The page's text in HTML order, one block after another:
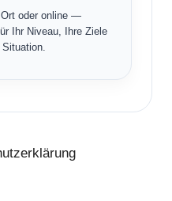
oder online —
Ihr Niveau, Ihre Ziele